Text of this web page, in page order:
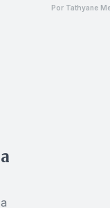
Por Tathyane